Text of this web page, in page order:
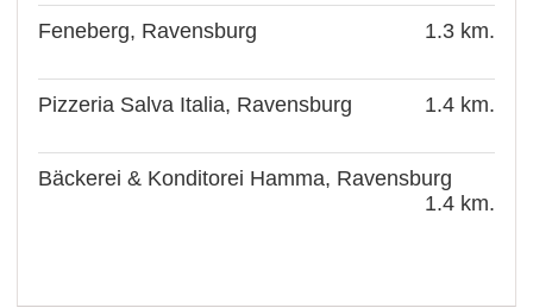
Feneberg, Ravensburg 1.3 km.
Pizzeria Salva Italia, Ravensburg 1.4 km.
Bäckerei & Konditorei Hamma, Ravensburg
1.4 km.